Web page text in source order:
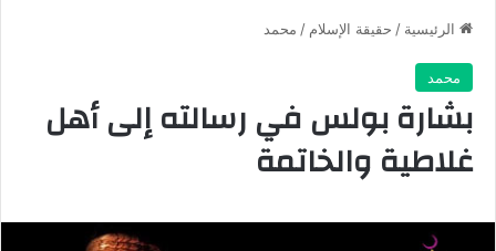
الرئيسية / حقيقة الإسلام / محمد
محمد
بشارة بولس في رسالته إلى أهل
غلاطية والخاتمة